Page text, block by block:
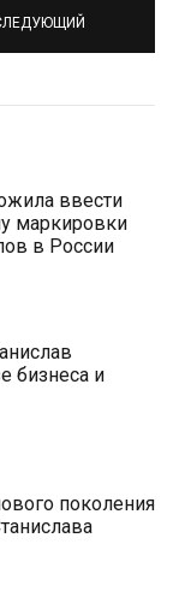
ввести
маркировки
в России
бизнеса и
поколения